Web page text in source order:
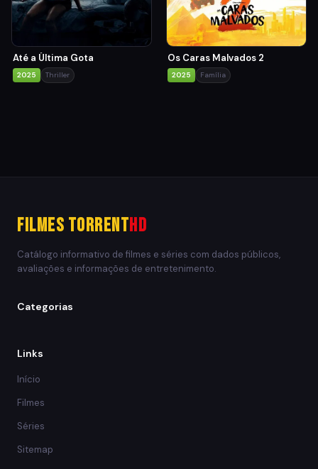
Até a Última Gota
2025 Thriller
Os Caras Malvados 2
2025 Família
Filmes TorrentHD
Catálogo informativo de filmes e séries com dados públicos,
avaliações e informações de entretenimento.
Categorias
Links
Início
Filmes
Séries
Sitemap